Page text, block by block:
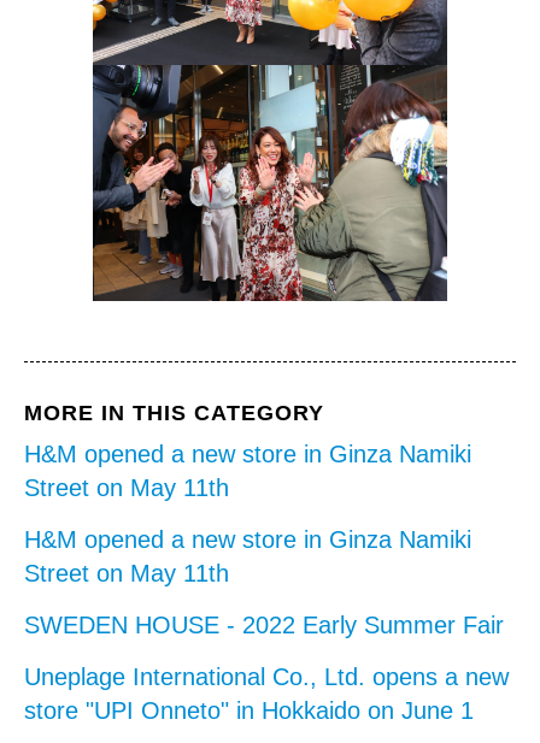
MORE IN THIS CATEGORY
H&M opened a new store in Ginza Namiki
Street on May 11th
H&M opened a new store in Ginza Namiki
Street on May 11th
SWEDEN HOUSE - 2022 Early Summer Fair
Uneplage International Co., Ltd. opens a new
store "UPI Onneto" in Hokkaido on June 1